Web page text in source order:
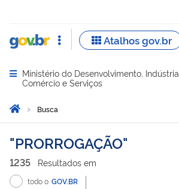
Abrir menu principal de navegação
Ministério do Desenvolvimento, Indústria,
Comércio e Serviços
Você está aqui:
Página Inicial
Busca
Busca
PRORROGAÇÃO
1235 Resultados em
todo o GOV.BR